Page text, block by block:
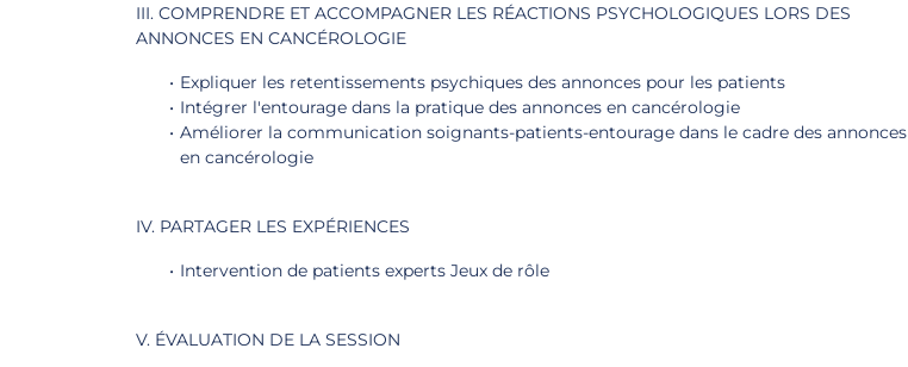
III. COMPRENDRE ET ACCOMPAGNER LES RÉACTIONS PSYCHOLOGIQUES LORS DES
ANNONCES EN CANCÉROLOGIE
Expliquer les retentissements psychiques des annonces pour les patients
Intégrer l'entourage dans la pratique des annonces en cancérologie
Améliorer la communication soignants-patients-entourage dans le cadre des annonces
en cancérologie
IV. PARTAGER LES EXPÉRIENCES
Intervention de patients experts Jeux de rôle
V. ÉVALUATION DE LA SESSION